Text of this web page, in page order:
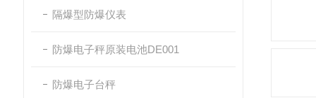
隔爆型防爆仪表
防爆电子秤原装电池DE001
防爆电子台秤